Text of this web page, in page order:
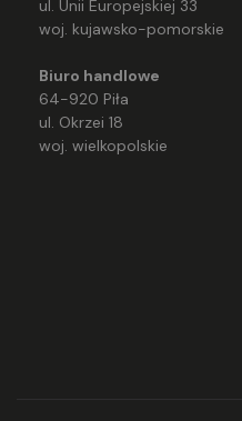
ul. Unii Europejskiej 33
woj. kujawsko-pomorskie
Biuro handlowe
64-920 Piła
ul. Okrzei 18
woj. wielkopolskie